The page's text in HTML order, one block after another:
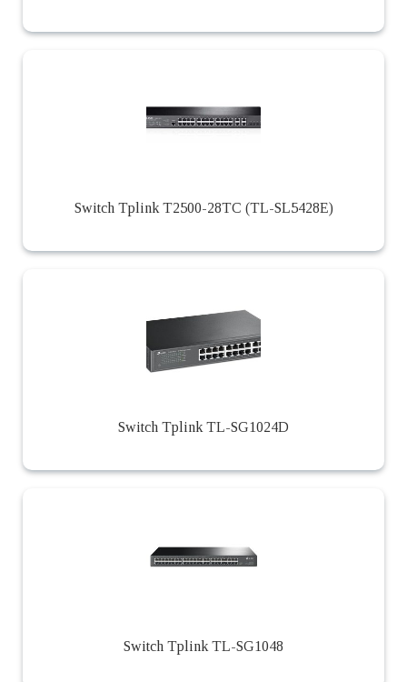
Switch Tplink T2500-28TC (TL-SL5428E)
Switch Tplink TL-SG1024D
Switch Tplink TL-SG1048